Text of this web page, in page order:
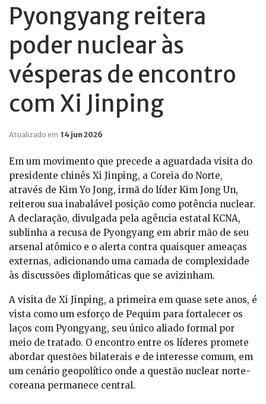
Pyongyang reitera
poder nuclear às
vésperas de encontro
com Xi Jinping
Atualizado em 14 jun 2026
Em um movimento que precede a aguardada visita do
presidente chinês Xi Jinping, a Coreia do Norte,
através de Kim Yo Jong, irmã do líder Kim Jong Un,
reiterou sua inabalável posição como potência nuclear.
A declaração, divulgada pela agência estatal KCNA,
sublinha a recusa de Pyongyang em abrir mão de seu
arsenal atômico e o alerta contra quaisquer ameaças
externas, adicionando uma camada de complexidade
às discussões diplomáticas que se avizinham.
A visita de Xi Jinping, a primeira em quase sete anos, é
vista como um esforço de Pequim para fortalecer os
laços com Pyongyang, seu único aliado formal por
meio de tratado. O encontro entre os líderes promete
abordar questões bilaterais e de interesse comum, em
um cenário geopolítico onde a questão nuclear norte-
coreana permanece central.